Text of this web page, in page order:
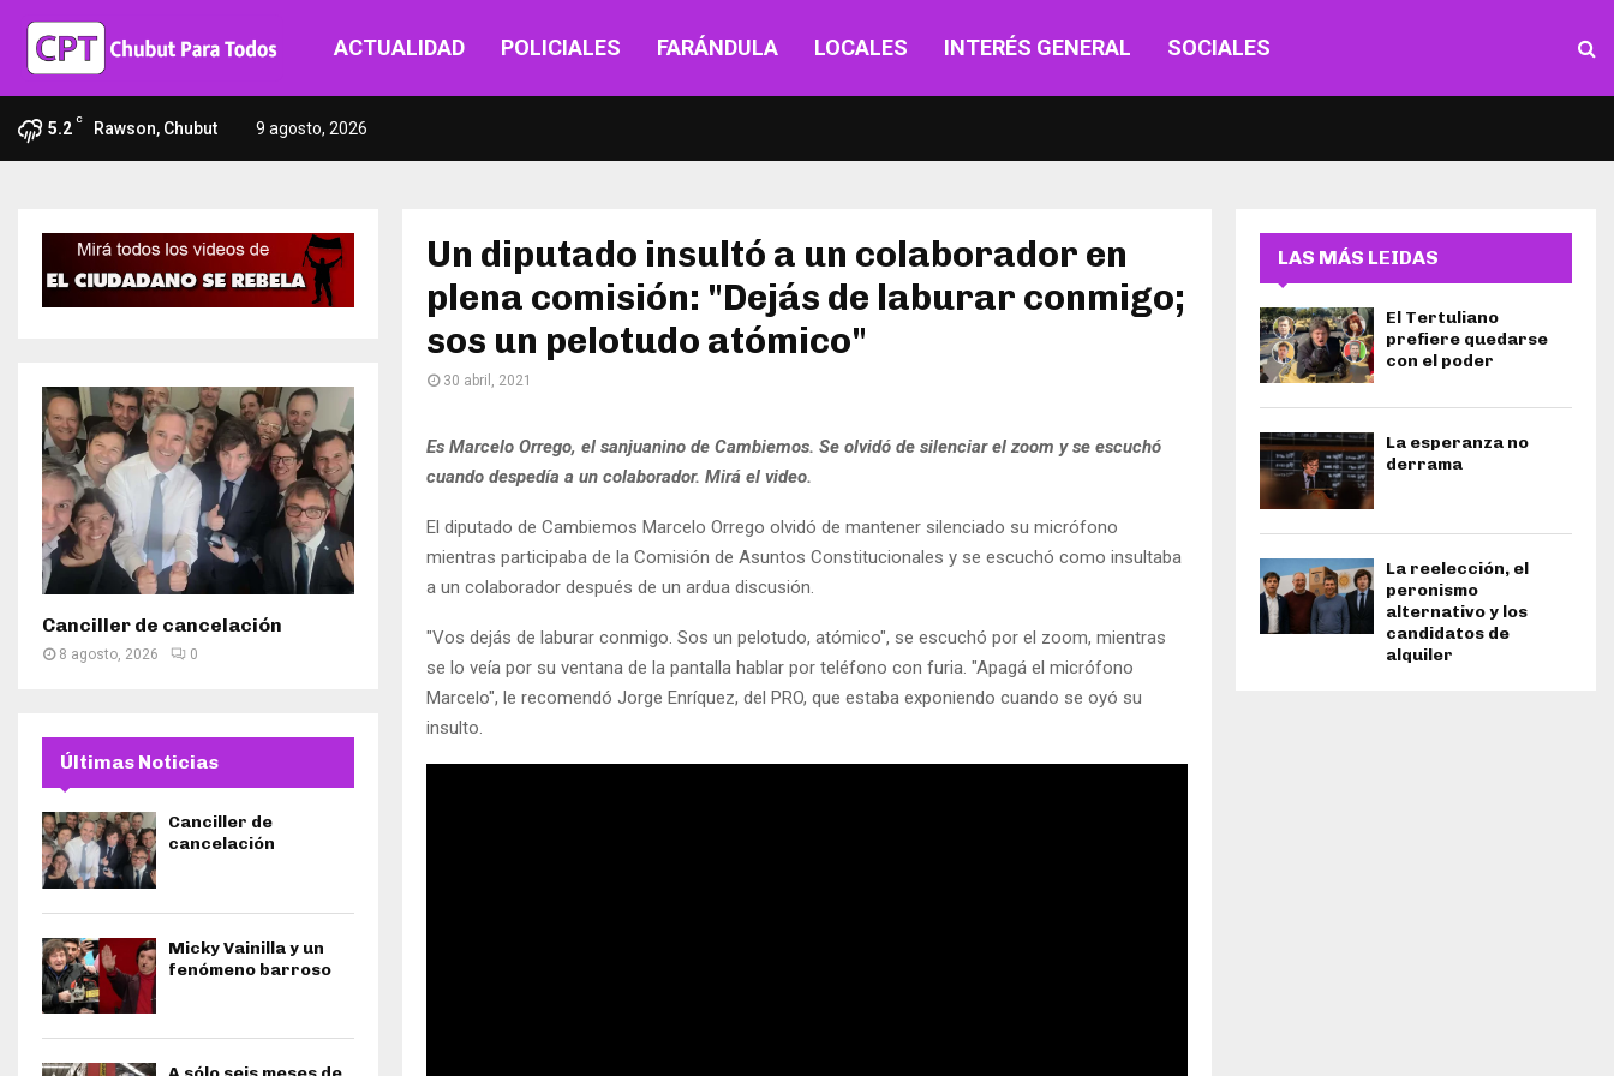
ACTUALIDAD POLICIALES FARÁNDULA LOCALES INTERÉS GENERAL SOCIALES
5.2 C Rawson, Chubut 9 agosto, 2026
Un diputado insultó a un colaborador en
plena comisión: "Dejás de laburar conmigo;
sos un pelotudo atómico"
30 abril, 2021
Es Marcelo Orrego, el sanjuanino de Cambiemos. Se olvidó de silenciar el zoom y se escuchó
cuando despedía a un colaborador. Mirá el video.
El diputado de Cambiemos Marcelo Orrego olvidó de mantener silenciado su micrófono
mientras participaba de la Comisión de Asuntos Constitucionales y se escuchó como insultaba
a un colaborador después de un ardua discusión.
"Vos dejás de laburar conmigo. Sos un pelotudo, atómico", se escuchó por el zoom, mientras
se lo veía por su ventana de la pantalla hablar por teléfono con furia. "Apagá el micrófono
Marcelo", le recomendó Jorge Enríquez, del PRO, que estaba exponiendo cuando se oyó su
insulto.
Canciller de cancelación
8 agosto, 2026 0
Últimas Noticias
Canciller de
cancelación
Micky Vainilla y un
fenómeno barroso
LAS MÁS LEIDAS
El Tertuliano
prefiere quedarse
con el poder
La esperanza no
derrama
La reelección, el
peronismo
alternativo y los
candidatos de
alquiler